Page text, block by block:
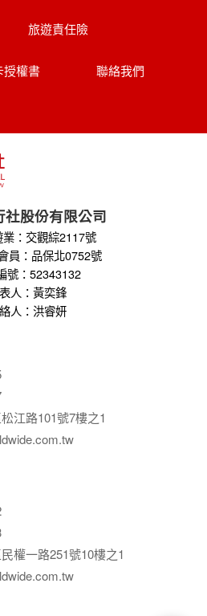
旅遊責任險
授權書 聯絡我們
社股份有限公司
：交觀綜2117號
員：品保北0752號
號：52343132
人：黃奕鋒
人：洪睿妍
江路101號7樓之1
權一路251號10樓之1